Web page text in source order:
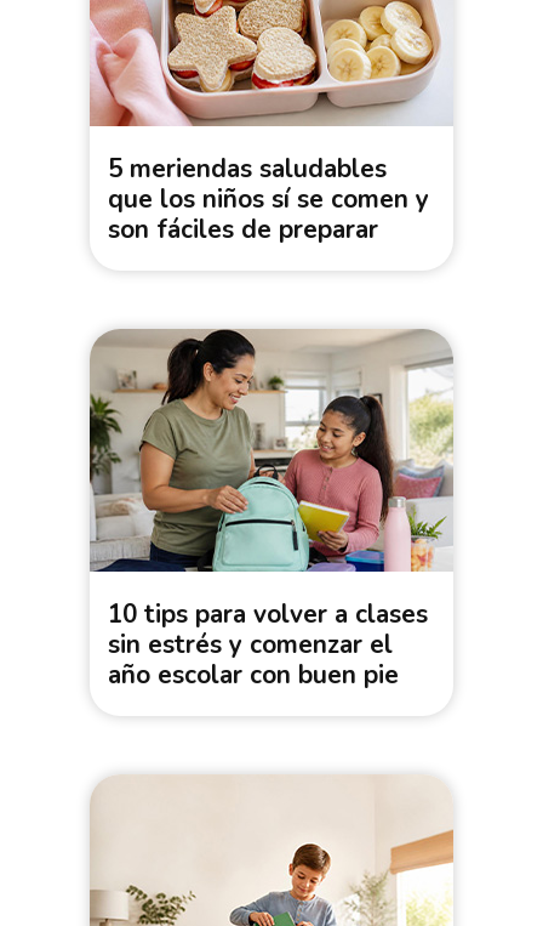
5 meriendas saludables
que los niños sí se comen y
son fáciles de preparar
10 tips para volver a clases
sin estrés y comenzar el
año escolar con buen pie